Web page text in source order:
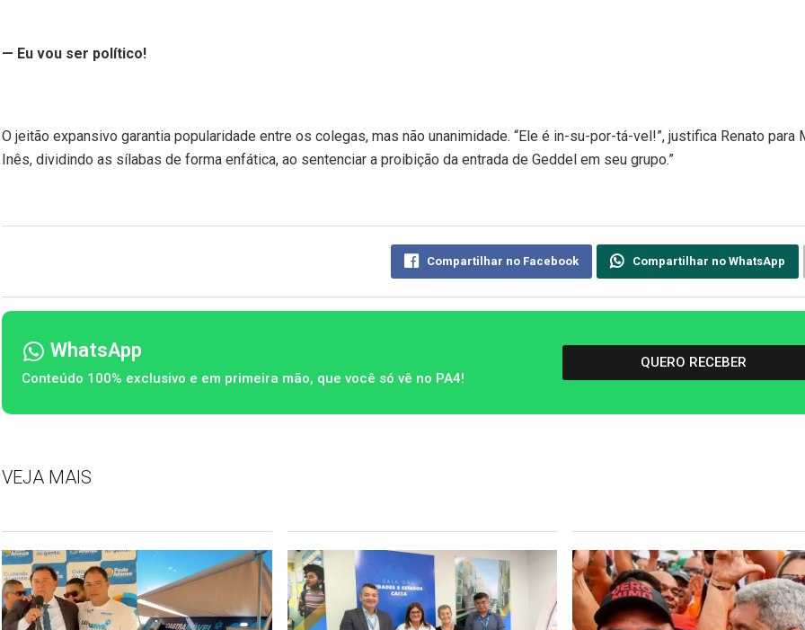
— Eu vou ser político!
O jeitão expansivo garantia popularidade entre os colegas, mas não unanimidade. “Ele é in-su-por-tá-vel!”, justifica Renato para
Inês, dividindo as sílabas de forma enfática, ao sentenciar a proibição da entrada de Geddel em seu grupo.”
Compartilhar no Facebook Compartilhar no WhatsApp
WhatsApp
Conteúdo 100% exclusivo e em primeira mão, que você só vê no PA4!
QUERO RECEBER
VEJA MAIS